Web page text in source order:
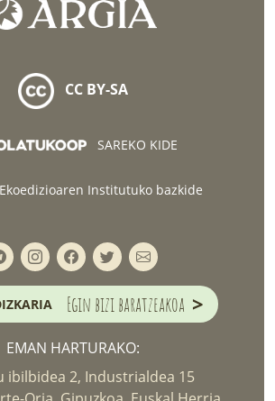
CC BY-SA
SAREKO KIDE
Ekoedizioaren Institutuko bazkide
Egin bizi baratzeakoa >
EMAN HARTURAKO:
ibilbidea 2, Industrialdea 15